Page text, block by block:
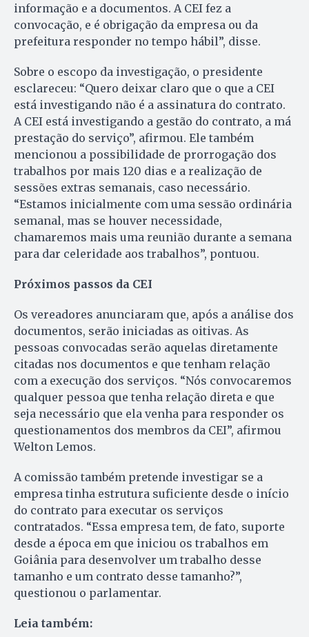
informação e a documentos. A CEI fez a
convocação, e é obrigação da empresa ou da
prefeitura responder no tempo hábil”, disse.
Sobre o escopo da investigação, o presidente
esclareceu: “Quero deixar claro que o que a CEI
está investigando não é a assinatura do contrato.
A CEI está investigando a gestão do contrato, a má
prestação do serviço”, afirmou. Ele também
mencionou a possibilidade de prorrogação dos
trabalhos por mais 120 dias e a realização de
sessões extras semanais, caso necessário.
“Estamos inicialmente com uma sessão ordinária
semanal, mas se houver necessidade,
chamaremos mais uma reunião durante a semana
para dar celeridade aos trabalhos”, pontuou.
Próximos passos da CEI
Os vereadores anunciaram que, após a análise dos
documentos, serão iniciadas as oitivas. As
pessoas convocadas serão aquelas diretamente
citadas nos documentos e que tenham relação
com a execução dos serviços. “Nós convocaremos
qualquer pessoa que tenha relação direta e que
seja necessário que ela venha para responder os
questionamentos dos membros da CEI”, afirmou
Welton Lemos.
A comissão também pretende investigar se a
empresa tinha estrutura suficiente desde o início
do contrato para executar os serviços
contratados. “Essa empresa tem, de fato, suporte
desde a época em que iniciou os trabalhos em
Goiânia para desenvolver um trabalho desse
tamanho e um contrato desse tamanho?”,
questionou o parlamentar.
Leia também: